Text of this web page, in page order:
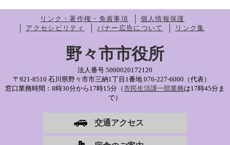
リンク・著作権・免責事項
個人情報保護
アクセシビリティ
バナー広告について リンク集
野々市市役所
法人番号 5000020172120
〒921-8510 石川県野々市市三納1丁目1番地 076-227-6000（代表）
窓口業務時間：8時30分から17時15分（市民生活課一部業務は17時45分ま
で）
交通アクセス